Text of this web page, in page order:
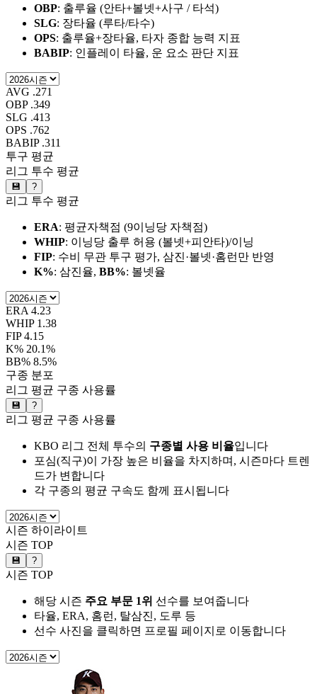
OBP: 출루율 (안타+볼넷+사구 / 타석)
SLG: 장타율 (루타/타수)
OPS: 출루율+장타율, 타자 종합 능력 지표
BABIP: 인플레이 타율, 운 요소 판단 지표
AVG .271
OBP .349
SLG .413
OPS .762
BABIP .311
투구 평균
리그 투수 평균
💾 ?
리그 투수 평균
ERA: 평균자책점 (9이닝당 자책점)
WHIP: 이닝당 출루 허용 (볼넷+피안타)/이닝
FIP: 수비 무관 투구 평가, 삼진·볼넷·홈런만 반영
K%: 삼진율, BB%: 볼넷율
ERA 4.23
WHIP 1.38
FIP 4.15
K% 20.1%
BB% 8.5%
구종 분포
리그 평균 구종 사용률
💾 ?
리그 평균 구종 사용률
KBO 리그 전체 투수의 구종별 사용 비율입니다
포심(직구)이 가장 높은 비율을 차지하며, 시즌마다 트렌
드가 변합니다
각 구종의 평균 구속도 함께 표시됩니다
시즌 하이라이트
시즌 TOP
💾 ?
시즌 TOP
해당 시즌 주요 부문 1위 선수를 보여줍니다
타율, ERA, 홈런, 탈삼진, 도루 등
선수 사진을 클릭하면 프로필 페이지로 이동합니다